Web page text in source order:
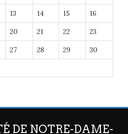
13 14 15 16
20 21 22 23
27 28 29 30
DE NOTRE-DAME-